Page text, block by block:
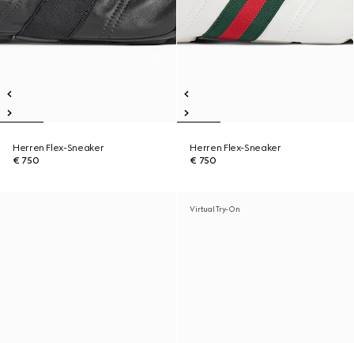
Herren Flex-Sneaker
€ 750
Herren Flex-Sneaker
€ 750
Virtual Try-On